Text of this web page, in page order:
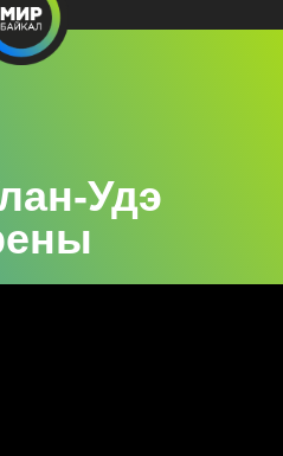
Удэ